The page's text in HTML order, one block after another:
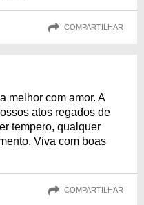
COMPARTILHAR
melhor com amor. A
atos regados de
tempero, qualquer
Viva com boas
COMPARTILHAR